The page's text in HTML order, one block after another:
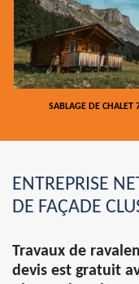
SABLAGE DE CHALET
ENTREPRISE
DE FAÇADE
Travaux de
devis est gratuit